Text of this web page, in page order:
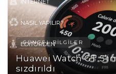
İNTERNET
NASIL YAPILIR?
EDITÖRDEN
GÜNCEL BİLGİLER
Huawei Watch GT
sızdırıldı